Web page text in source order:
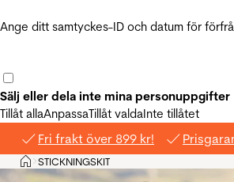
Ange ditt samtyckes-ID och datum för
Sälj eller dela inte mina personuppgifter
Tillåt allaAnpassaTillåt valdaInte tillåtet
Fri frakt över 899 kr!
Hem
>STICKNINGSKIT